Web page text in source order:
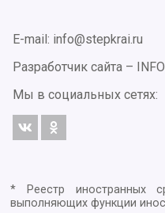
E-mail: info@stepkrai.ru
Разработчик сайта –
Мы в социальных сетях:
* Реестр иностранных
выполняющих функции